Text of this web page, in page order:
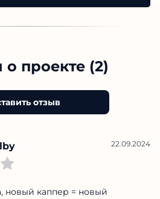
проекте (2)
отзыв
22.09.2024
новый каппер = новый